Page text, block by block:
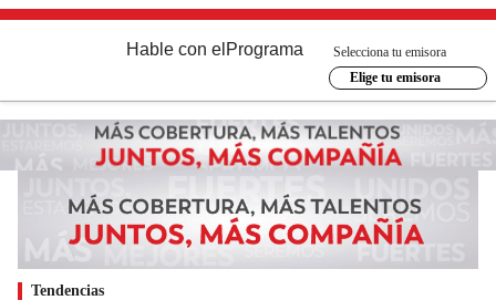
Hable con el Programa
Selecciona tu emisora
Elige tu emisora
Tendencias